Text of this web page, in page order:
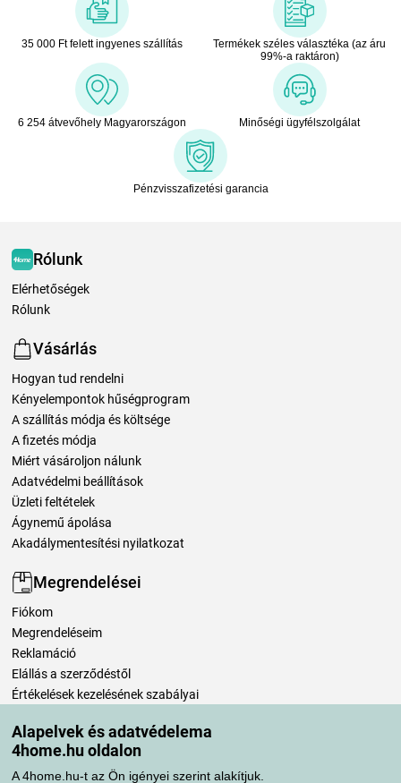
Alapelvek és adatvédelema
4home.hu oldalon
A 4home.hu-t az Ön igényei szerint alakítjuk.
35 000 Ft felett ingyenes szállítás
Termékek széles választéka (az áru
99%-a raktáron)
6 254 átvevőhely Magyarországon Minőségi ügyfélszolgálat
Pénzvisszafizetési garancia
Rólunk
Elérhetőségek
Rólunk
Vásárlás
Hogyan tud rendelni
Kényelempontok hűségprogram
A szállítás módja és költsége
A fizetés módja
Miért vásároljon nálunk
Adatvédelmi beállítások
Üzleti feltételek
Ágynemű ápolása
Akadálymentesítési nyilatkozat
Megrendelései
Fiókom
Megrendeléseim
Reklamáció
Elállás a szerződéstől
Értékelések kezelésének szabályai
Szállítási módok